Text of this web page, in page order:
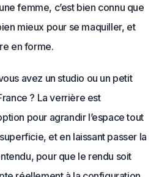
femme, c’est bien connu que
mieux pour se maquiller, et
en forme.
avez un studio ou un petit
? La verrière est
pour agrandir l’espace tout
et en laissant passer la
pour que le rendu soit